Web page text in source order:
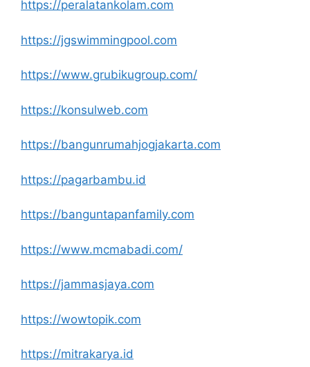
https://peralatankolam.com
https://jgswimmingpool.com
https://www.grubikugroup.com/
https://konsulweb.com
https://bangunrumahjogjakarta.com
https://pagarbambu.id
https://banguntapanfamily.com
https://www.mcmabadi.com/
https://jammasjaya.com
https://wowtopik.com
https://mitrakarya.id